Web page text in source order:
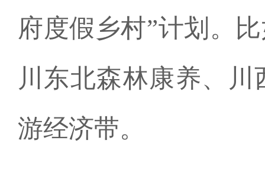
府度假乡村”计划。
川东北森林康养、
游经济带。